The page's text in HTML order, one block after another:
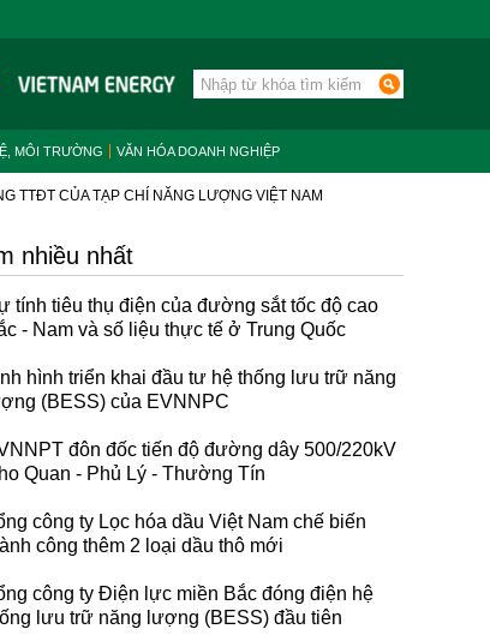
MÔI TRƯỜNG VĂN HÓA DOANH NGHIỆP
TTĐT CỦA TẠP CHÍ NĂNG LƯỢNG VIỆT NAM
nhiều nhất
tính tiêu thụ điện của đường sắt tốc độ cao
- Nam và số liệu thực tế ở Trung Quốc
hình triển khai đầu tư hệ thống lưu trữ năng
(BESS) của EVNNPC
đôn đốc tiến độ đường dây 500/220kV
Quan - Phủ Lý - Thường Tín
công ty Lọc hóa dầu Việt Nam chế biến
công thêm 2 loại dầu thô mới
công ty Điện lực miền Bắc đóng điện hệ
lưu trữ năng lượng (BESS) đầu tiên